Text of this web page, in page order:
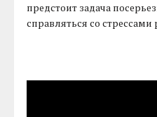
предстоит задача
справляться со